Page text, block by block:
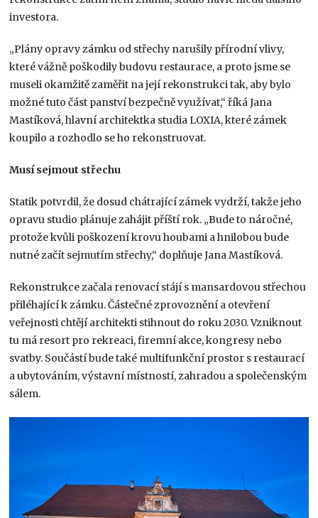
investora.
„Plány opravy zámku od střechy narušily přírodní vlivy,
které vážně poškodily budovu restaurace, a proto jsme se
museli okamžitě zaměřit na její rekonstrukci tak, aby bylo
možné tuto část panství bezpečně využívat,“ říká Jana
Mastíková, hlavní architektka studia LOXIA, které zámek
koupilo a rozhodlo se ho rekonstruovat.
Musí sejmout střechu
Statik potvrdil, že dosud chátrající zámek vydrží, takže jeho
opravu studio plánuje zahájit příští rok. „Bude to náročné,
protože kvůli poškození krovu houbami a hnilobou bude
nutné začít sejmutím střechy,“ doplňuje Jana Mastíková.
Rekonstrukce začala renovací stájí s mansardovou střechou
přiléhající k zámku. Částečné zprovoznění a otevření
veřejnosti chtějí architekti stihnout do roku 2030. Vzniknout
tu má resort pro rekreaci, firemní akce, kongresy nebo
svatby. Součástí bude také multifunkční prostor s restaurací
a ubytováním, výstavní místností, zahradou a společenským
sálem.